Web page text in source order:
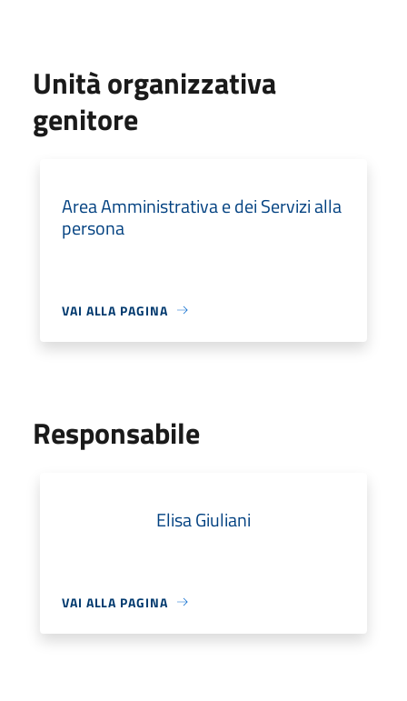
Unità organizzativa
genitore
Area Amministrativa e dei Servizi alla
persona
VAI ALLA PAGINA
Responsabile
Elisa Giuliani
VAI ALLA PAGINA